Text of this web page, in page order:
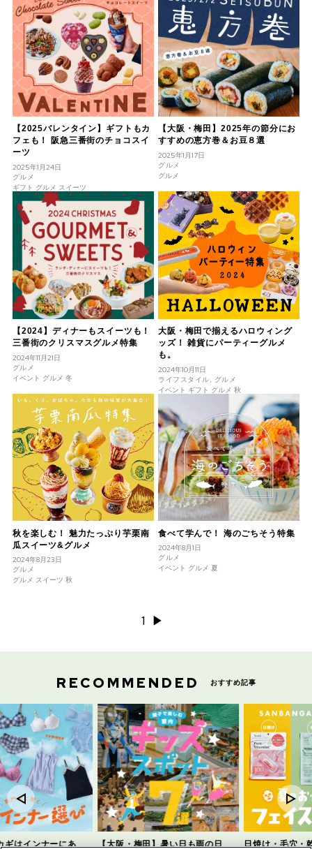
【2025バレンタイン】ギフトもカ
フェも！ 阪急三番街のチョコスイ
ーツ
2025年1月24日
グルメ
ギフト グルメ スイーツ
【大阪・梅田】2025年の節分にお
すすめの恵方巻＆お豆８選
2025年1月17日
グルメ
グルメ
【2024】ディナーもスイーツも！
三番街のクリスマスグルメ特集
2024年11月21日
グルメ
イベント グルメ 冬
大阪・梅田で揃えるハロウィング
ッズ！ 雑貨にパーティーグルメ
も。
2024年10月11日
ライフスタイル, グルメ
イベント ギフト グルメ 秋
秋を楽しむ！ 魅力たっぷり芋栗南
瓜スイーツ&グルメ
2024年8月23日
グルメ
グルメ スイーツ 秋
食べて学んで！ 海のごちそう特集
2024年8月1日
グルメ
イベント グルメ 夏
1 ▶︎
RECOMMENDED おすすめ記事
ギはインナーにあ 【大阪・梅田】暑い日も雨の日 日焼け・毛穴・